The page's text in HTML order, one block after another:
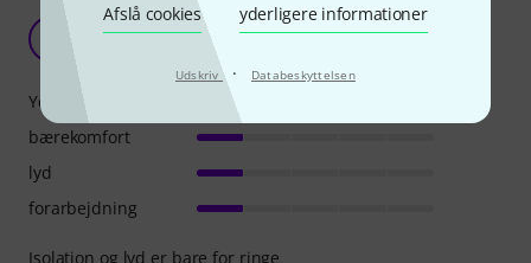
Afslå cookies yderligere informationer
Udskriv · Databeskyttelsen
det er en ommer
Niller 09.02.2021
Isolation og lyd er bare for ringe
Ydere støj isolation
bærekomfort
lyd
forarbejdning